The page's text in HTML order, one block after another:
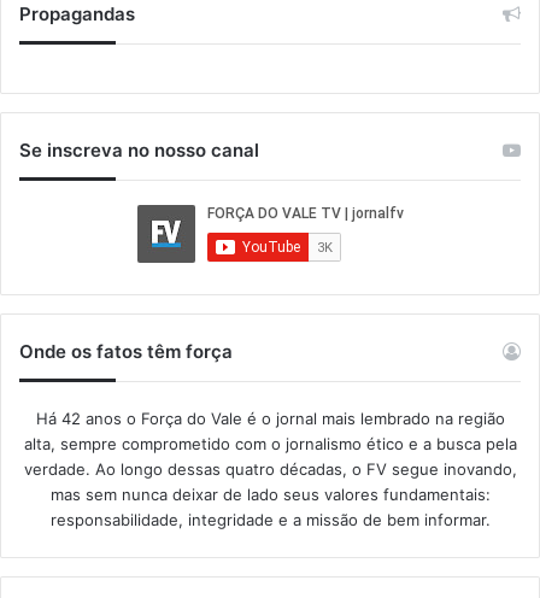
Propagandas
Se inscreva no nosso canal
Onde os fatos têm força
Há 42 anos o Força do Vale é o jornal mais lembrado na região
alta, sempre comprometido com o jornalismo ético e a busca pela
verdade. Ao longo dessas quatro décadas, o FV segue inovando,
mas sem nunca deixar de lado seus valores fundamentais:
responsabilidade, integridade e a missão de bem informar.​